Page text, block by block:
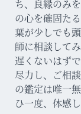
ち、良縁のみ
の心を確固た
葉が少しでも
師に相談して
遅くないはず
尽力し、ご相
の鑑定は唯一
ひ一度、体感